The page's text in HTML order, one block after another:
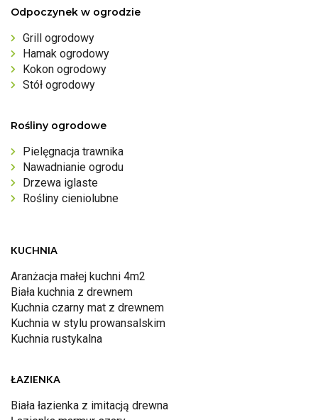
Odpoczynek w ogrodzie
Grill ogrodowy
Hamak ogrodowy
Kokon ogrodowy
Stół ogrodowy
Rośliny ogrodowe
Pielęgnacja trawnika
Nawadnianie ogrodu
Drzewa iglaste
Rośliny cieniolubne
KUCHNIA
Aranżacja małej kuchni 4m2
Biała kuchnia z drewnem
Kuchnia czarny mat z drewnem
Kuchnia w stylu prowansalskim
Kuchnia rustykalna
ŁAZIENKA
Biała łazienka z imitacją drewna